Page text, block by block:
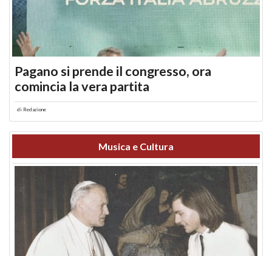
Pagano si prende il congresso, ora
comincia la vera partita
di Redazione
Musica e Cultura